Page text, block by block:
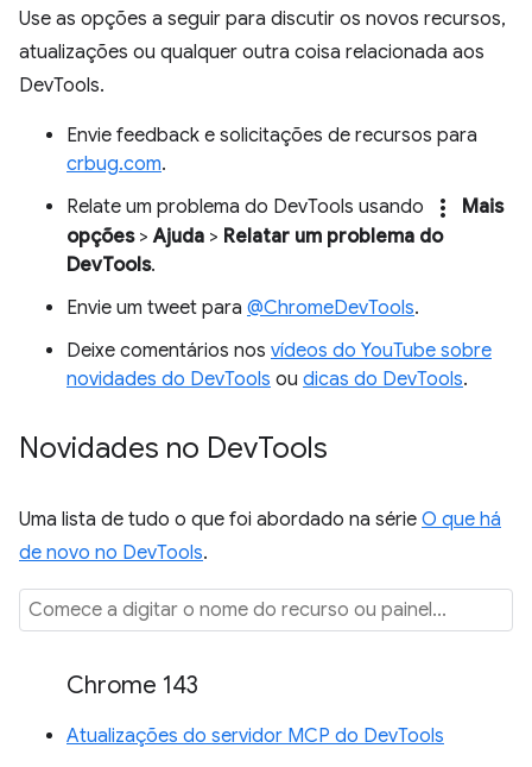
Use as opções a seguir para discutir os novos recursos,
atualizações ou qualquer outra coisa relacionada aos
DevTools.
Envie feedback e solicitações de recursos para
crbug.com.
Relate um problema do DevTools usando
more_vert
Mais
opções>Ajuda > Relatar um problema do
DevTools.
Envie um tweet para @ChromeDevTools.
Deixe comentários nos vídeos do YouTube sobre
novidades do DevTools ou dicas do DevTools.
Novidades no DevTools
Uma lista de tudo o que foi abordado na série O que há
de novo no DevTools.
Chrome 143
Atualizações do servidor MCP do DevTools